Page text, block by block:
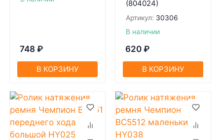
748 ₽
В КОРЗИНУ
(804024)
Артикул: 30306
В наличии
620 ₽
В КОРЗИНУ